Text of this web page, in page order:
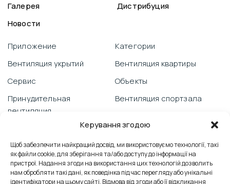
Керування згодою
Щоб забезпечити найкращий досвід, ми використовуємо технології, такі
як файли cookie, для зберігання та/або доступу до інформації на
пристрої. Надання згоди на використання цих технологій дозволить
нам обробляти такі дані, як поведінка під час перегляду або унікальні
ідентифікатори на цьому сайті. Відмова від згоди або її відкликання
Галерея
Дистрибуция
Новости
Приложение
Вентиляция укрытий
Сервис
Принудительная
вентиляция
PRANA со смартфона
Техническая поддержка
Борьба с плесенью
Категории
Вентиляция квартиры
Объекты
Вентиляция спортзала
Отзывы
Вентиляция офиса